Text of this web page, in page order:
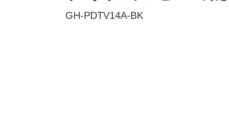
GH-PDTV14A-BK